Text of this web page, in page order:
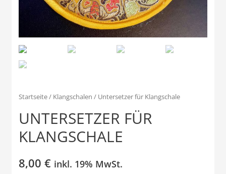
Startseite/ Klangschalen / Untersetzer für Klangschale
UNTERSETZER FÜR
KLANGSCHALE
8,00€ inkl. 19% MwSt.